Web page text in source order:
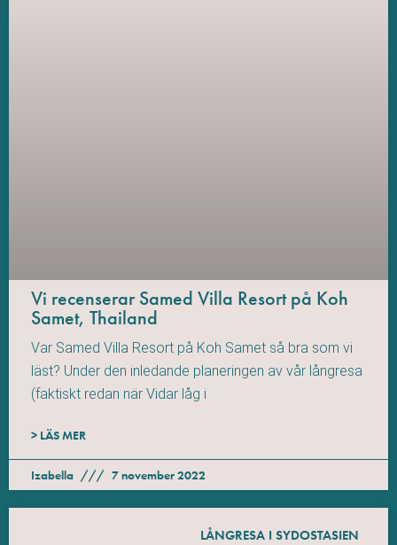
Vi recenserar Samed Villa Resort på Koh
Samet, Thailand
Var Samed Villa Resort på Koh Samet så bra som vi
läst? Under den inledande planeringen av vår långresa
(faktiskt redan när Vidar låg i
> LÄS MER
Izabella 7 november 2022
LÅNGRESA I SYDOSTASIEN